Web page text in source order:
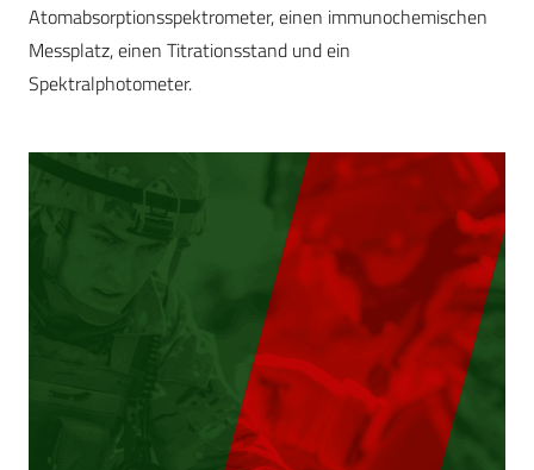
Atomabsorptionsspektrometer, einen immunochemischen
Messplatz, einen Titrationsstand und ein
Spektralphotometer.